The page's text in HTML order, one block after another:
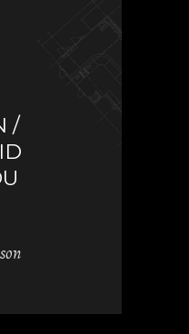
/